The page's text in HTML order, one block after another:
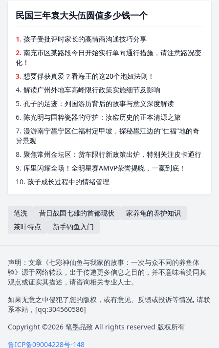
民国三年袁大头伍圆值多少钱一个
1. 孩子受批评时家长的高情商沟通技巧分享
2. 南充市区某路段今日开始实行单向通行措施，请注意路况变
化！
3. 想要俘获真爱？看海王的这20个泡妞法则！
4. 解读广州外地车高峰限行政策实施细节及影响
5. 孔子的足迹：列国游历背后的故事与意义深度解读
6. 陈光明与国粹瓷器的守护：汝窑历史的正本清源之旅
7. 漫游南宁邕宁区仁福村定甲坡，探秘邕江边的“仁福”地的奇
异景观
8. 聚焦常州金坛区：货车限行新政策出炉，特别关注皮卡通行
9. 库里闪耀全场！全明星赛AMVP荣誉揭晓，一赢到底！
10. 孩子成长过程中的情绪管理
笔洗 昔日战国七雄的首都现状
家养龟的养护知识
茶叶特点
新手钓鱼入门
声明：文章《七彩神仙鱼与我家的故事：一次与众不同的养鱼体
验》源于网络转载，出于传递更多信息之目的，并不意味着赞同其
观点或证实其描述，请咨询相关专业人士。
如果无意之中侵犯了您的版权，或有意见、反馈或投诉等情况, 请联
系本站，[qq:304560586]
Copyright ©2026 笔墨品致 All rights reserved 版权所有
鲁ICP备09004228号-148